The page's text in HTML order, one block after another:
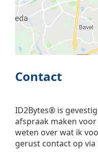
Contact
ID2Bytes® is
afspraak maken
weten over wat ik
gerust contact op via